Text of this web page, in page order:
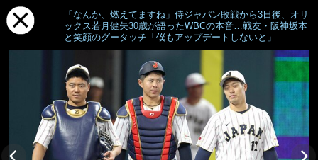
「なんか、燃えてますね」侍ジャパン敗戦から3日後、オリ
ックス若月健矢30歳が語ったWBCの本音…戦友・阪神坂本
と笑顔のグータッチ「僕もアップデートしないと」